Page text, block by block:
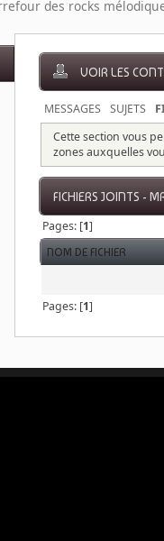
des rocks
VOIR LES
MESSAGES SUJETS
Cette section vous
zones auxquelles
FICHIERS JOINTS -
Pages: [1]
NOM DE FICHIER
Pages: [1]